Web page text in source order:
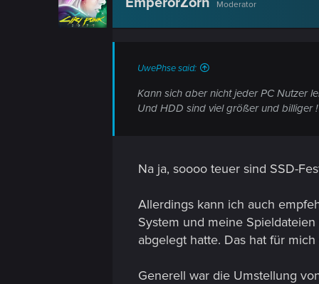
Moderator
UwePhse said:
Kann sich aber nicht jeder PC Nutzer
Und HDD sind viel größer und billiger !
Na ja, soooo teuer sind SSD-
Allerdings kann ich auch
System und meine
abgelegt hatte. Das hat für
Generell war die Umstellung